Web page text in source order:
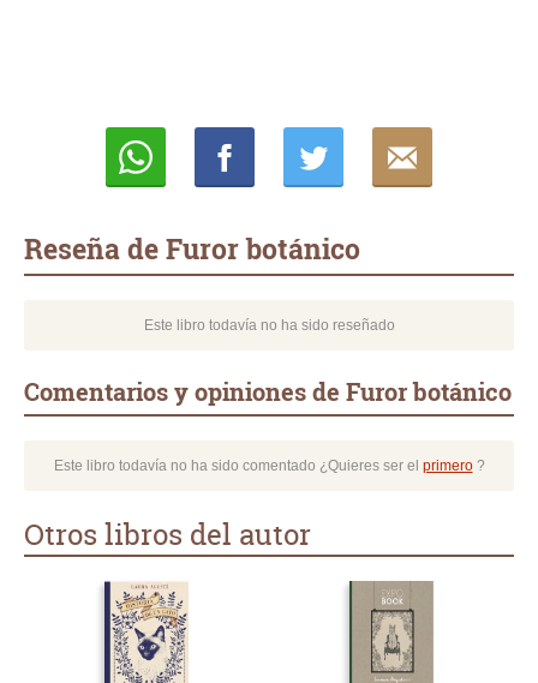
Reseña de Furor botánico
Este libro todavía no ha sido reseñado
Comentarios y opiniones de Furor botánico
Este libro todavía no ha sido comentado ¿Quieres ser el primero?
Otros libros del autor